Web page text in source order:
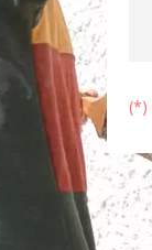
(*)